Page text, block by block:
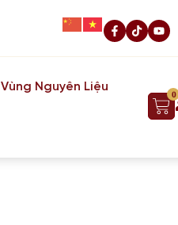
Vùng Nguyên Liệu 0